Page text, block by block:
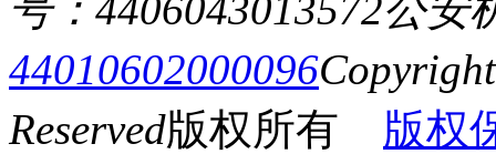
44010602000096
Reserved版权所有 版权